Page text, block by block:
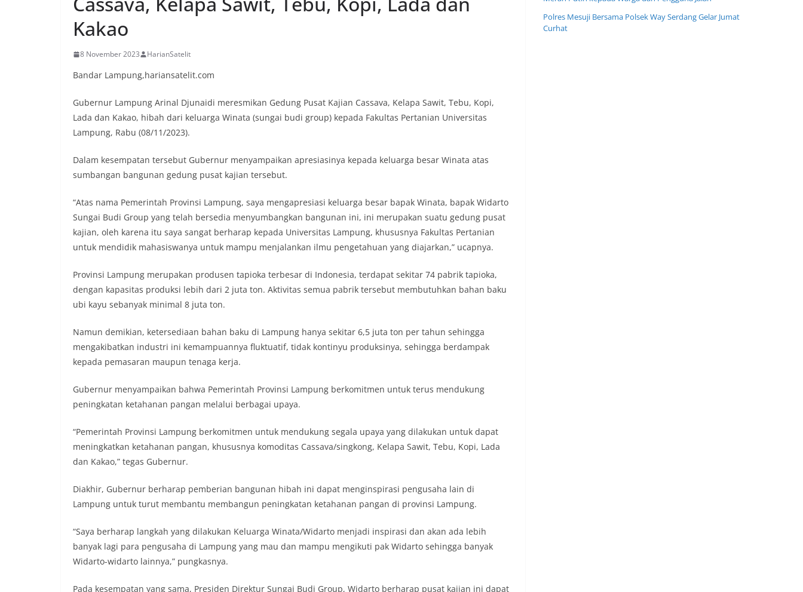
Kakao
8 November 2023 HarianSatelit
Bandar Lampung,hariansatelit.com
Gubernur Lampung Arinal Djunaidi meresmikan Gedung Pusat Kajian Cassava, Kelapa Sawit, Tebu, Kopi,
Lada dan Kakao, hibah dari keluarga Winata (sungai budi group) kepada Fakultas Pertanian Universitas
Lampung, Rabu (08/11/2023).
Dalam kesempatan tersebut Gubernur menyampaikan apresiasinya kepada keluarga besar Winata atas
sumbangan bangunan gedung pusat kajian tersebut.
“Atas nama Pemerintah Provinsi Lampung, saya mengapresiasi keluarga besar bapak Winata, bapak Widarto
Sungai Budi Group yang telah bersedia menyumbangkan bangunan ini, ini merupakan suatu gedung pusat
kajian, oleh karena itu saya sangat berharap kepada Universitas Lampung, khususnya Fakultas Pertanian
untuk mendidik mahasiswanya untuk mampu menjalankan ilmu pengetahuan yang diajarkan,” ucapnya.
Provinsi Lampung merupakan produsen tapioka terbesar di Indonesia, terdapat sekitar 74 pabrik tapioka,
dengan kapasitas produksi lebih dari 2 juta ton. Aktivitas semua pabrik tersebut membutuhkan bahan baku
ubi kayu sebanyak minimal 8 juta ton.
Namun demikian, ketersediaan bahan baku di Lampung hanya sekitar 6,5 juta ton per tahun sehingga
mengakibatkan industri ini kemampuannya fluktuatif, tidak kontinyu produksinya, sehingga berdampak
kepada pemasaran maupun tenaga kerja.
Gubernur menyampaikan bahwa Pemerintah Provinsi Lampung berkomitmen untuk terus mendukung
peningkatan ketahanan pangan melalui berbagai upaya.
“Pemerintah Provinsi Lampung berkomitmen untuk mendukung segala upaya yang dilakukan untuk dapat
meningkatkan ketahanan pangan, khususnya komoditas Cassava/singkong, Kelapa Sawit, Tebu, Kopi, Lada
dan Kakao,” tegas Gubernur.
Diakhir, Gubernur berharap pemberian bangunan hibah ini dapat menginspirasi pengusaha lain di
Lampung untuk turut membantu membangun peningkatan ketahanan pangan di provinsi Lampung.
“Saya berharap langkah yang dilakukan Keluarga Winata/Widarto menjadi inspirasi dan akan ada lebih
banyak lagi para pengusaha di Lampung yang mau dan mampu mengikuti pak Widarto sehingga banyak
Widarto-widarto lainnya,” pungkasnya.
Pada kesempatan yang sama, Presiden Direktur Sungai Budi Group, Widarto berharap pusat kajian ini dapat
Polres Mesuji Bersama Polsek Way Serdang Gelar Jumat
Curhat